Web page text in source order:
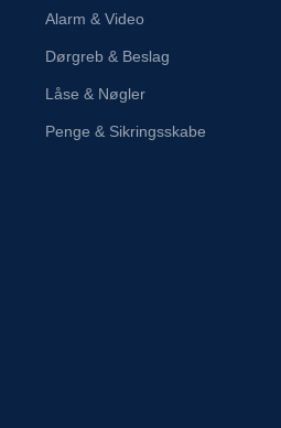
Alarm & Video
Dørgreb & Beslag
Låse & Nøgler
Penge & Sikringsskabe